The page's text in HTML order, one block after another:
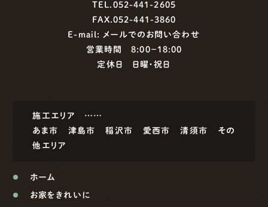
TEL.052-441-2605
FAX.052-441-3860
E-mail: メールでのお問い合わせ
営業時間 8:00−18:00
定休日 日曜・祝日
施工エリア ……
あま市
津島市 稲沢市 愛西市 清須市
その
他エリア
ホーム
お家をきれいに